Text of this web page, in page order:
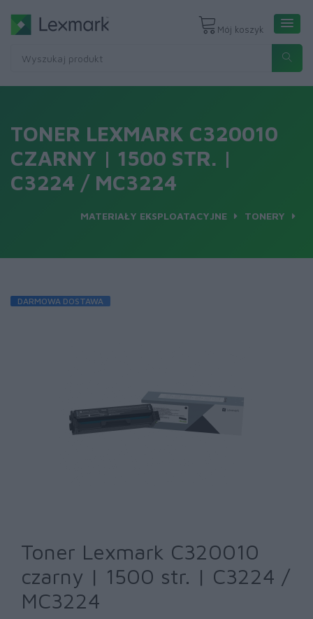
Mój koszyk
TONER LEXMARK C320010
CZARNY | 1500 STR. |
C3224 / MC3224
MATERIAŁY EKSPLOATACYJNE TONERY
DARMOWA DOSTAWA
Toner Lexmark C320010
czarny | 1500 str. | C3224 /
MC3224